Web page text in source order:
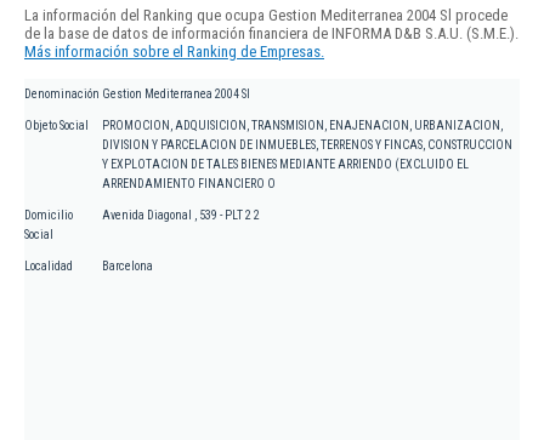
La información del Ranking que ocupa Gestion Mediterranea 2004 Sl procede
de la base de datos de información financiera de INFORMA D&B S.A.U. (S.M.E.).
Más información sobre el Ranking de Empresas.
Denominación Gestion Mediterranea 2004 Sl
Objeto Social
PROMOCION, ADQUISICION, TRANSMISION, ENAJENACION, URBANIZACION,
DIVISION Y PARCELACION DE INMUEBLES, TERRENOS Y FINCAS, CONSTRUCCION
Y EXPLOTACION DE TALES BIENES MEDIANTE ARRIENDO (EXCLUIDO EL
ARRENDAMIENTO FINANCIERO O
Domicilio
Social
Avenida Diagonal , 539 - PLT 2 2
Localidad Barcelona